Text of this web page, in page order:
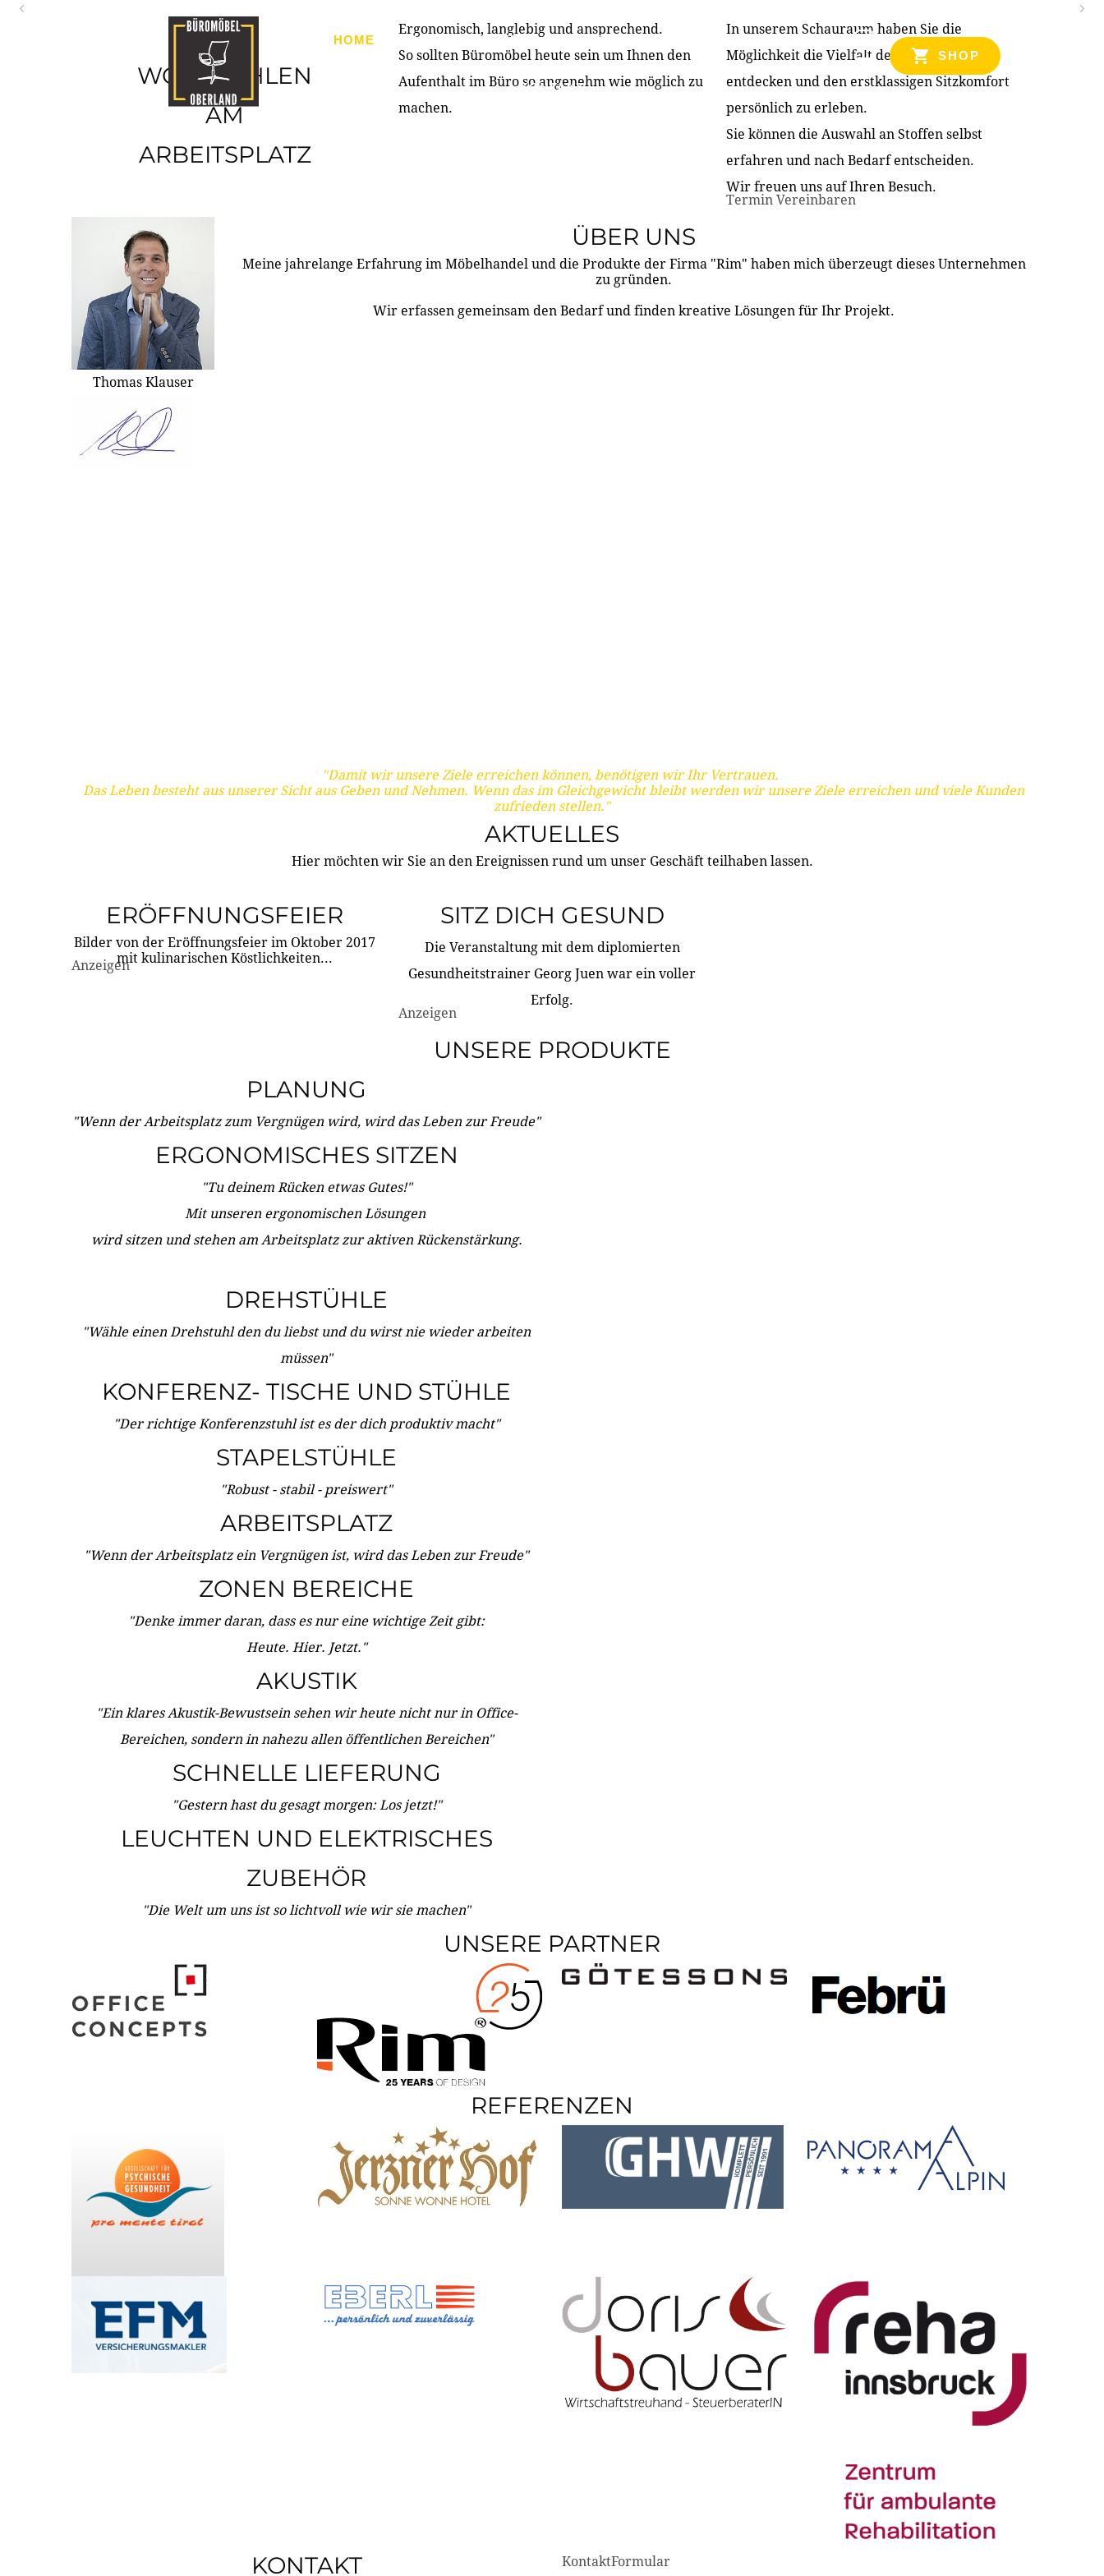
HOME PRODUKTE ÜBER UNS PARTNER & REFERENZEN
KONTAKT
SHOP
WOHLFÜHLEN
AM
ARBEITSPLATZ
Ergonomisch, langlebig und ansprechend.
So sollten Büromöbel heute sein um Ihnen den
Aufenthalt im Büro so angenehm wie möglich zu
machen.
In unserem Schauraum haben Sie die
Möglichkeit die Vielfalt der Produkte zu
entdecken und den erstklassigen Sitzkomfort
persönlich zu erleben.
Sie können die Auswahl an Stoffen selbst
erfahren und nach Bedarf entscheiden.
Wir freuen uns auf Ihren Besuch.
Termin Vereinbaren
Thomas Klauser
ÜBER UNS
Meine jahrelange Erfahrung im Möbelhandel und die Produkte der Firma "Rim" haben mich überzeugt dieses Unternehmen
zu gründen.
Wir erfassen gemeinsam den Bedarf und finden kreative Lösungen für Ihr Projekt.
"Damit wir unsere Ziele erreichen können, benötigen wir Ihr Vertrauen.
Das Leben besteht aus unserer Sicht aus Geben und Nehmen. Wenn das im Gleichgewicht bleibt werden wir unsere Ziele erreichen und viele Kunden
zufrieden stellen."
AKTUELLES
Hier möchten wir Sie an den Ereignissen rund um unser Geschäft teilhaben lassen.
ERÖFFNUNGSFEIER
Bilder von der Eröffnungsfeier im Oktober 2017
mit kulinarischen Köstlichkeiten...
Anzeigen
SITZ DICH GESUND
Die Veranstaltung mit dem diplomierten
Gesundheitstrainer Georg Juen war ein voller
Erfolg.
Anzeigen
UNSERE PRODUKTE
PLANUNG
"Wenn der Arbeitsplatz zum Vergnügen wird, wird das Leben zur Freude"
ERGONOMISCHES SITZEN
"Tu deinem Rücken etwas Gutes!"
Mit unseren ergonomischen Lösungen
wird sitzen und stehen am Arbeitsplatz zur aktiven Rückenstärkung.
DREHSTÜHLE
"Wähle einen Drehstuhl den du liebst und du wirst nie wieder arbeiten
müssen"
KONFERENZ- TISCHE UND STÜHLE
"Der richtige Konferenzstuhl ist es der dich produktiv macht"
STAPELSTÜHLE
"Robust - stabil - preiswert"
ARBEITSPLATZ
"Wenn der Arbeitsplatz ein Vergnügen ist, wird das Leben zur Freude"
ZONEN BEREICHE
"Denke immer daran, dass es nur eine wichtige Zeit gibt:
Heute. Hier. Jetzt."
AKUSTIK
"Ein klares Akustik-Bewustsein sehen wir heute nicht nur in Office-
Bereichen, sondern in nahezu allen öffentlichen Bereichen"
SCHNELLE LIEFERUNG
"Gestern hast du gesagt morgen: Los jetzt!"
LEUCHTEN UND ELEKTRISCHES
ZUBEHÖR
"Die Welt um uns ist so lichtvoll wie wir sie machen"
UNSERE PARTNER
REFERENZEN
KONTAKT KontaktFormular